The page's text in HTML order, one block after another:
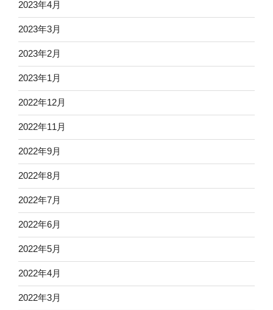
2023年4月
2023年3月
2023年2月
2023年1月
2022年12月
2022年11月
2022年9月
2022年8月
2022年7月
2022年6月
2022年5月
2022年4月
2022年3月